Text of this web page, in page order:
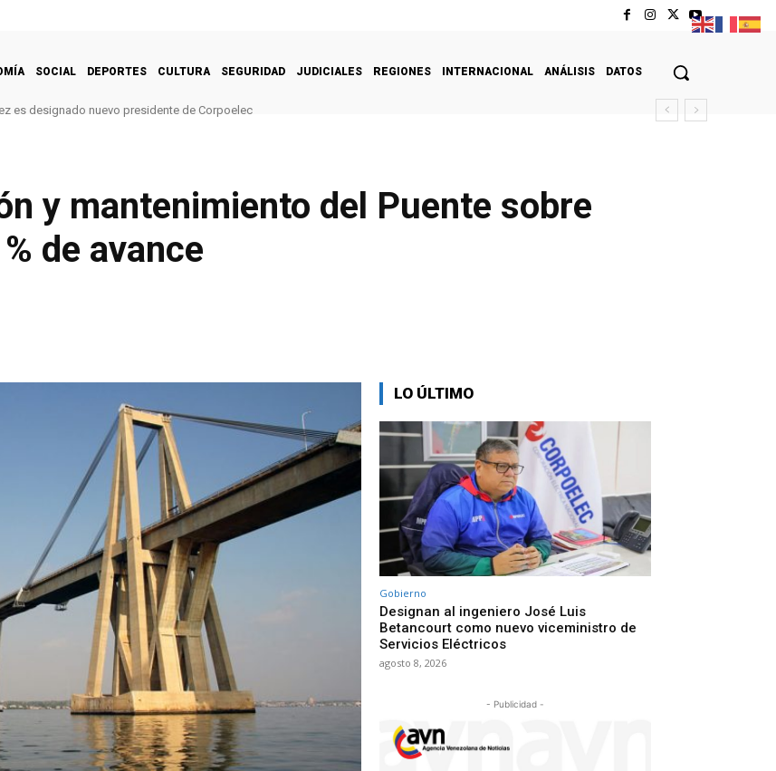
SOCIAL DEPORTES CULTURA SEGURIDAD JUDICIALES REGIONES INTERNACIONAL ANÁLISIS DATOS
es designado nuevo presidente de Corpoelec
y mantenimiento del Puente sobre
de avance
LO ÚLTIMO
Gobierno
Designan al ingeniero José Luis
Betancourt como nuevo viceministro de
Servicios Eléctricos
agosto 8, 2026
- Publicidad -